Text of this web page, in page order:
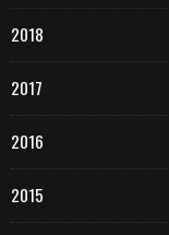
2018
2017
2016
2015